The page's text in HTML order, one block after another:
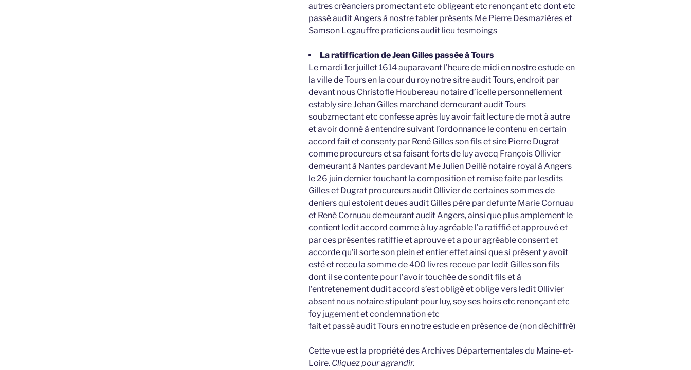
autres créanciers promectant etc obligeant etc renonçant etc dont etc
passé audit Angers à nostre tabler présents Me Pierre Desmazières et
Samson Legauffre praticiens audit lieu tesmoings
La ratiffication de Jean Gilles passée à Tours
Le mardi 1er juillet 1614 auparavant l’heure de midi en nostre estude en
la ville de Tours en la cour du roy notre sitre audit Tours, endroit par
devant nous Christofle Houbereau notaire d’icelle personnellement
estably sire Jehan Gilles marchand demeurant audit Tours
soubzmectant etc confesse après luy avoir fait lecture de mot à autre
et avoir donné à entendre suivant l’ordonnance le contenu en certain
accord fait et consenty par René Gilles son fils et sire Pierre Dugrat
comme procureurs et sa faisant forts de luy avecq François Ollivier
demeurant à Nantes pardevant Me Julien Deillé notaire royal à Angers
le 26 juin dernier touchant la composition et remise faite par lesdits
Gilles et Dugrat procureurs audit Ollivier de certaines sommes de
deniers qui estoient deues audit Gilles père par defunte Marie Cornuau
et René Cornuau demeurant audit Angers, ainsi que plus amplement le
contient ledit accord comme à luy agréable l’a ratiffié et approuvé et
par ces présentes ratiffie et aprouve et a pour agréable consent et
accorde qu’il sorte son plein et entier effet ainsi que si présent y avoit
esté et receu la somme de 400 livres receue par ledit Gilles son fils
dont il se contente pour l’avoir touchée de sondit fils et à
l’entretenement dudit accord s’est obligé et oblige vers ledit Ollivier
absent nous notaire stipulant pour luy, soy ses hoirs etc renonçant etc
foy jugement et condemnation etc
fait et passé audit Tours en notre estude en présence de (non déchiffré)
Cette vue est la propriété des Archives Départementales du Maine-et-
Loire. Cliquez pour agrandir.